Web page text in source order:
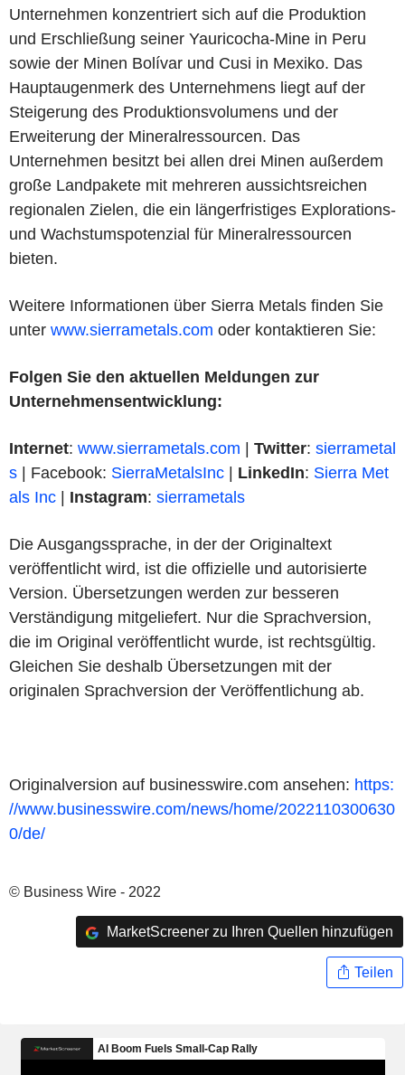
Unternehmen konzentriert sich auf die Produktion
und Erschließung seiner Yauricocha-Mine in Peru
sowie der Minen Bolívar und Cusi in Mexiko. Das
Hauptaugenmerk des Unternehmens liegt auf der
Steigerung des Produktionsvolumens und der
Erweiterung der Mineralressourcen. Das
Unternehmen besitzt bei allen drei Minen außerdem
große Landpakete mit mehreren aussichtsreichen
regionalen Zielen, die ein längerfristiges Explorations-
und Wachstumspotenzial für Mineralressourcen
bieten.
Weitere Informationen über Sierra Metals finden Sie
unter www.sierrametals.com oder kontaktieren Sie:
Folgen Sie den aktuellen Meldungen zur
Unternehmensentwicklung:
Internet: www.sierrametals.com Twitter: sierrametal
s | Facebook: SierraMetalsInc LinkedIn: Sierra Met
als Inc
Instagram: sierrametals
Die Ausgangssprache, in der der Originaltext
veröffentlicht wird, ist die offizielle und autorisierte
Version. Übersetzungen werden zur besseren
Verständigung mitgeliefert. Nur die Sprachversion,
die im Original veröffentlicht wurde, ist rechtsgültig.
Gleichen Sie deshalb Übersetzungen mit der
originalen Sprachversion der Veröffentlichung ab.
Originalversion auf businesswire.com ansehen: https:
//www.businesswire.com/news/home/2022110300630
0/de/
© Business Wire - 2022
MarketScreener zu Ihren Quellen hinzufügen
Teilen